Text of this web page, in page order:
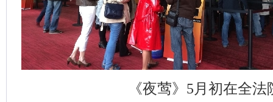
《夜莺》5月初在全